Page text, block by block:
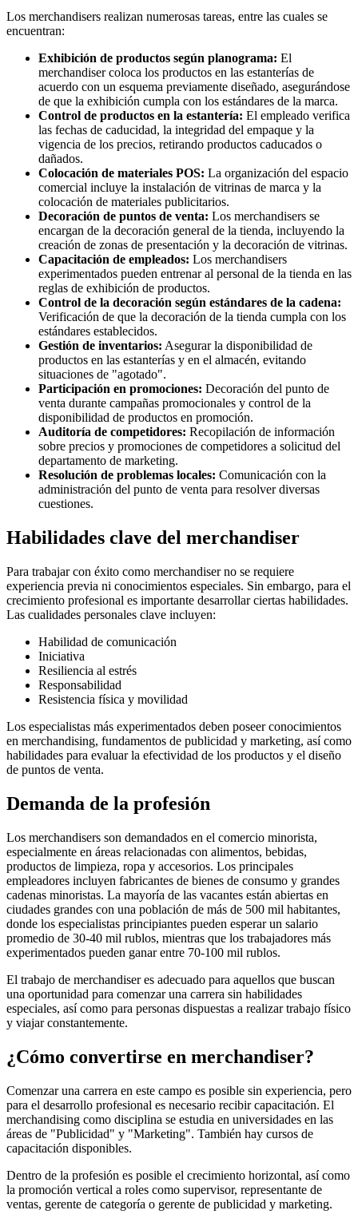
Los merchandisers realizan numerosas tareas, entre las cuales se
encuentran:
Exhibición de productos según planograma: El
merchandiser coloca los productos en las estanterías de
acuerdo con un esquema previamente diseñado, asegurándose
de que la exhibición cumpla con los estándares de la marca.
Control de productos en la estantería: El empleado verifica
las fechas de caducidad, la integridad del empaque y la
vigencia de los precios, retirando productos caducados o
dañados.
Colocación de materiales POS: La organización del espacio
comercial incluye la instalación de vitrinas de marca y la
colocación de materiales publicitarios.
Decoración de puntos de venta: Los merchandisers se
encargan de la decoración general de la tienda, incluyendo la
creación de zonas de presentación y la decoración de vitrinas.
Capacitación de empleados: Los merchandisers
experimentados pueden entrenar al personal de la tienda en las
reglas de exhibición de productos.
Control de la decoración según estándares de la cadena:
Verificación de que la decoración de la tienda cumpla con los
estándares establecidos.
Gestión de inventarios: Asegurar la disponibilidad de
productos en las estanterías y en el almacén, evitando
situaciones de "agotado".
Participación en promociones: Decoración del punto de
venta durante campañas promocionales y control de la
disponibilidad de productos en promoción.
Auditoría de competidores: Recopilación de información
sobre precios y promociones de competidores a solicitud del
departamento de marketing.
Resolución de problemas locales: Comunicación con la
administración del punto de venta para resolver diversas
cuestiones.
Habilidades clave del merchandiser
Para trabajar con éxito como merchandiser no se requiere
experiencia previa ni conocimientos especiales. Sin embargo, para el
crecimiento profesional es importante desarrollar ciertas habilidades.
Las cualidades personales clave incluyen:
Habilidad de comunicación
Iniciativa
Resiliencia al estrés
Responsabilidad
Resistencia física y movilidad
Los especialistas más experimentados deben poseer conocimientos
en merchandising, fundamentos de publicidad y marketing, así como
habilidades para evaluar la efectividad de los productos y el diseño
de puntos de venta.
Demanda de la profesión
Los merchandisers son demandados en el comercio minorista,
especialmente en áreas relacionadas con alimentos, bebidas,
productos de limpieza, ropa y accesorios. Los principales
empleadores incluyen fabricantes de bienes de consumo y grandes
cadenas minoristas. La mayoría de las vacantes están abiertas en
ciudades grandes con una población de más de 500 mil habitantes,
donde los especialistas principiantes pueden esperar un salario
promedio de 30-40 mil rublos, mientras que los trabajadores más
experimentados pueden ganar entre 70-100 mil rublos.
El trabajo de merchandiser es adecuado para aquellos que buscan
una oportunidad para comenzar una carrera sin habilidades
especiales, así como para personas dispuestas a realizar trabajo físico
y viajar constantemente.
¿Cómo convertirse en merchandiser?
Comenzar una carrera en este campo es posible sin experiencia, pero
para el desarrollo profesional es necesario recibir capacitación. El
merchandising como disciplina se estudia en universidades en las
áreas de "Publicidad" y "Marketing". También hay cursos de
capacitación disponibles.
Dentro de la profesión es posible el crecimiento horizontal, así como
la promoción vertical a roles como supervisor, representante de
ventas, gerente de categoría o gerente de publicidad y marketing.